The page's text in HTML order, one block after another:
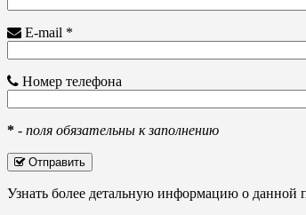
E-mail *
Номер телефона
* - поля обязательны к заполнению
Отправить
Узнать более детальную информацию о данной